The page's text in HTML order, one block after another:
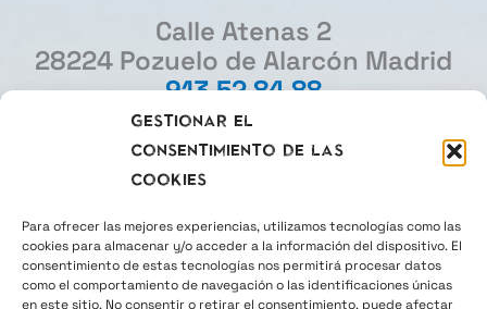
Gestionar el
consentimiento de las
cookies
Para ofrecer las mejores experiencias, utilizamos tecnologías como las
cookies para almacenar y/o acceder a la información del dispositivo. El
consentimiento de estas tecnologías nos permitirá procesar datos
como el comportamiento de navegación o las identificaciones únicas
en este sitio. No consentir o retirar el consentimiento, puede afectar
Calle Atenas 2
28224 Pozuelo de Alarcón Madrid
913 52 84 88
MADRID
Gourmet Experience
Plaza del Callao 2
28013 Madrid